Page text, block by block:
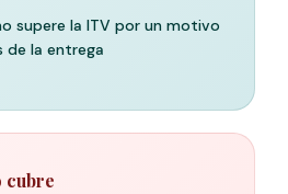
supere la ITV por un motivo
de la entrega
cubre